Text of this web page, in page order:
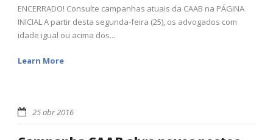
ENCERRADO! Consulte campanhas atuais da CAAB na PÁGINA
INICIAL A partir desta segunda-feira (25), os advogados com
idade igual ou acima dos...
Learn More
25 abr 2016